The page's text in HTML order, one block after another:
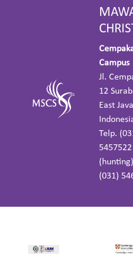
Campus
Jl.
12
East
Telp.
5457522
(031)